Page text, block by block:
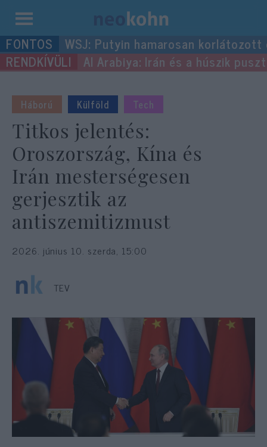
Kilépés
a
tartalomba
WSJ: Putyin hamarosan
Al Arabiya: Irán és a húszik
Háború Külföld Tech
Titkos jelentés:
Oroszország, Kína és
Irán mesterségesen
gerjesztik az
antiszemitizmust
2026. június 10. szerda, 15:00
TEV